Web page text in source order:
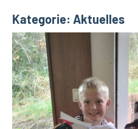
Kategorie: Aktuelles